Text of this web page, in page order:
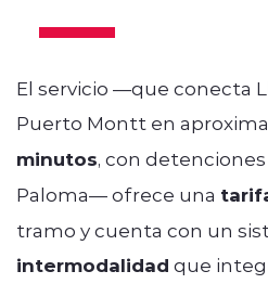
El servicio —que conecta
Puerto Montt en
minutos, con detenciones
Paloma— ofrece una
tramo y cuenta con un
intermodalidad que